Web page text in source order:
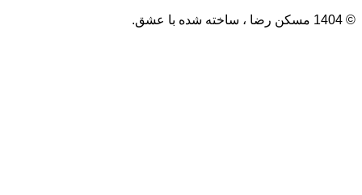
© 1404 مسکن رضا ، ساخته شده با عشق.